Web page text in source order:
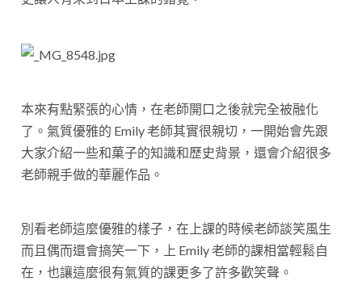
本來有點緊張的心情，在老師開口之後就完全被融化
了。氣質優雅的 Emily 老師其實很親切，一開始會先跟
大家介紹一些和菓子的知識和歷史背景，還會介紹很多
老師親手做的華麗作品。
別看老師這麼優雅的樣子，在上課的時候老師談笑風生
而且偶而還會搞笑一下，上 Emily 老師的課相當輕鬆自
在，也讓這麼很有氣質的課更多了許多歡笑聲。